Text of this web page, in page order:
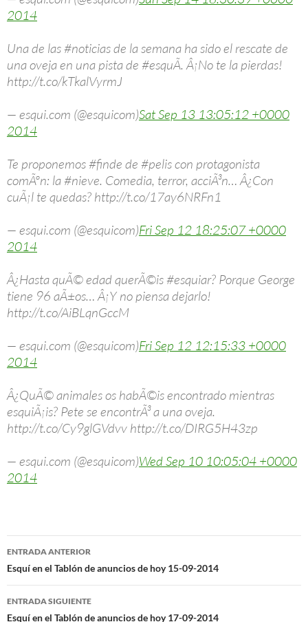
2014
Una de las #noticias de la semana ha sido el rescate de
una oveja en una pista de #esquÃ­. Â¡No te la pierdas!
http://t.co/kTkalVyrmJ
— esqui.com (@esquicom)Sat Sep 13 13:05:12 +0000
2014
Te proponemos #finde de #pelis con protagonista
comÃºn: la #nieve. Comedia, terror, acciÃ³n… Â¿Con
cuÃ¡l te quedas? http://t.co/17ay6NRFn1
— esqui.com (@esquicom)Fri Sep 12 18:25:07 +0000
2014
Â¿Hasta quÃ© edad querÃ©is #esquiar? Porque George
tiene 96 aÃ±os… Â¡Y no piensa dejarlo!
http://t.co/AiBLqnGccM
— esqui.com (@esquicom)Fri Sep 12 12:15:33 +0000
2014
Â¿QuÃ© animales os habÃ©is encontrado mientras
esquiÃ¡is? Pete se encontrÃ³ a una oveja.
http://t.co/Cy9glGVdvv http://t.co/DIRG5H43zp
— esqui.com (@esquicom)Wed Sep 10 10:05:04 +0000
2014
Navegación
de
entradas
ENTRADA ANTERIOR
Esquí en el Tablón de anuncios de hoy 15-09-2014
ENTRADA SIGUIENTE
Esquí en el Tablón de anuncios de hoy 17-09-2014